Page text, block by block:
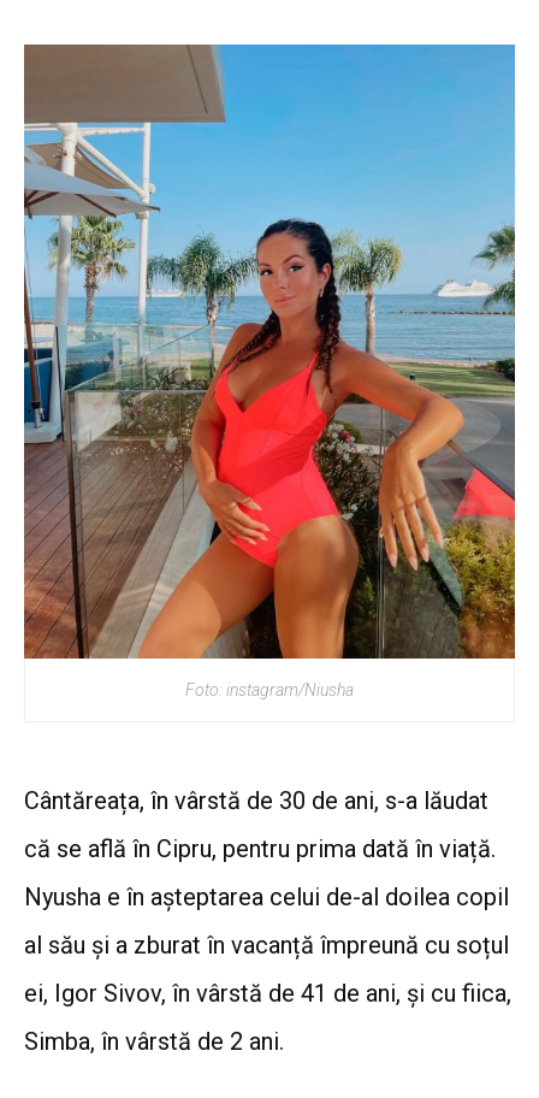
Foto: instagram/Niusha
Cântăreața, în vârstă de 30 de ani, s-a lăudat
că se află în Cipru, pentru prima dată în viață.
Nyusha e în așteptarea celui de-al doilea copil
al său și a zburat în vacanță împreună cu soțul
ei, Igor Sivov, în vârstă de 41 de ani, și cu fiica,
Simba, în vârstă de 2 ani.